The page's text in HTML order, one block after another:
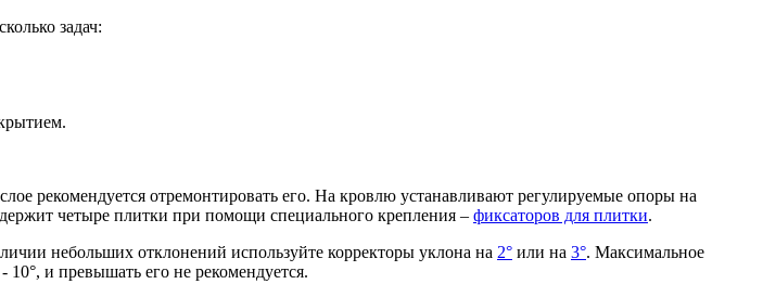
задач:
рекомендуется отремонтировать его. На кровлю устанавливают регулируемые опоры на
четыре плитки при помощи специального крепления – фиксаторов для плитки.
небольших отклонений используйте корректоры уклона на 2° или на 3°. Максимальное
и превышать его не рекомендуется.